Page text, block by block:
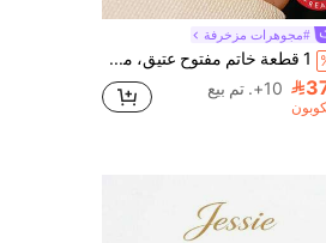
#مجوهرات مزخرفة
1 قطعة خاتم مفتوح عتيق، مجوهرات يدوية للنساء، فضة إسترليني عيار 925، خفيف الوزن وفاخر، خاتم منفرد رقيق، إكسسوار فاخر، مناسب لعيد ميلاد الفتاة، الحفلات، المناسبات، الخروجات
10+. تم بيع